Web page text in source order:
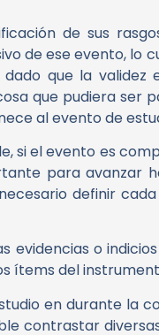
de sus
de ese evento, lo
que la validez
que pudiera ser
al evento de
si el evento es
para avanzar
definir
evidencias o
ítems del
en durante la
contrastar